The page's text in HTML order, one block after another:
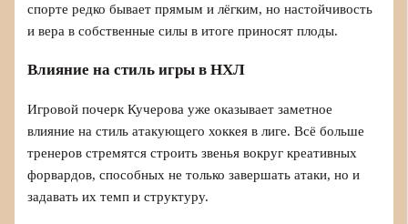
спорте редко бывает прямым и лёгким, но настойчивость
и вера в собственные силы в итоге приносят плоды.
Влияние на стиль игры в НХЛ
Игровой почерк Кучерова уже оказывает заметное
влияние на стиль атакующего хоккея в лиге. Всё больше
тренеров стремятся строить звенья вокруг креативных
форвардов, способных не только завершать атаки, но и
задавать их темп и структуру.